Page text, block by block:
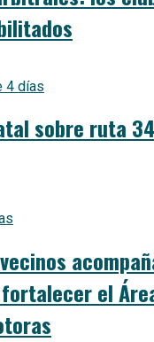
4 días
sobre ruta
el